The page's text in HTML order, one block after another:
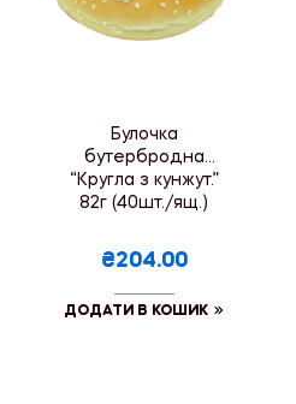
Булочка
бутербродна
“Кругла з кунжут.”
82г (40шт./ящ.)
₴204.00
ДОДАТИ В КОШИК